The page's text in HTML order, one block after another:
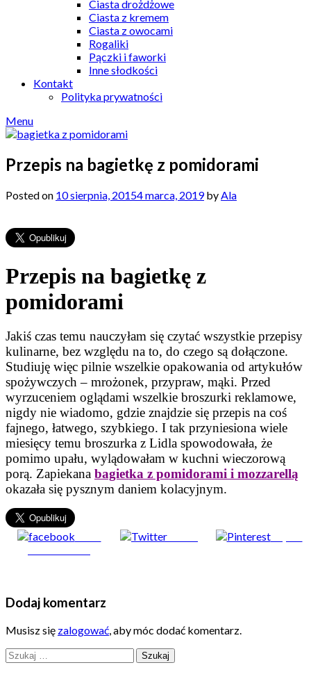
Ciasta drożdżowe
Ciasta z kremem
Ciasta z owocami
Rogaliki
Pączki i faworki
Inne słodkości
Kontakt
Polityka prywatności
Menu
Przepis na bagietkę z pomidorami
Posted on 10 sierpnia, 20154 marca, 2019byAla
Przepis na bagietkę z
pomidorami
Jakiś czas temu nauczyłam się czytać wszystkie przepisy
kulinarne, bez względu na to, do czego są dołączone.
Studiuję więc pilnie wszelkie opakowania od artykułów
spożywczych – mrożonek, przypraw, mąki. Przed
wyrzuceniem oglądami wszelkie broszurki reklamowe,
nigdy nie wiadomo, gdzie znajdzie się przepis na coś
fajnego, łatwego, szybkiego. I tak przyniesiona wiele
miesięcy temu broszurka z Lidla spowodowała, że
pomimo upału, wylądowałam w kuchni wieczorową
porą. Zapiekana bagietka z pomidorami i mozzarellą
okazała się pysznym daniem kolacyjnym.
Zapisz
Dodaj komentarz
Musisz się zalogować, aby móc dodać komentarz.
Szukaj: